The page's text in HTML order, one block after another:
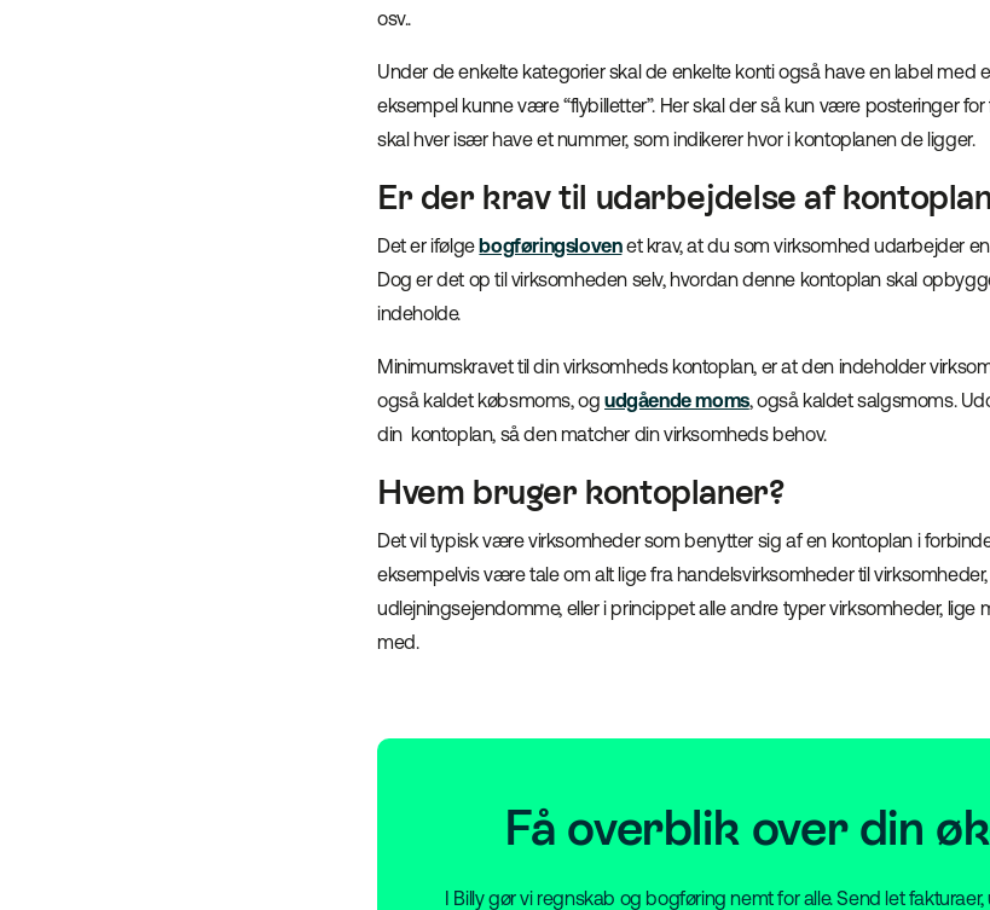
osv..
Under de enkelte kategorier skal de enkelte konti også have en label med
eksempel kunne være “flybilletter”. Her skal der så kun være posteringer for
skal hver især have et nummer, som indikerer hvor i kontoplanen de ligger.
Er der krav til udarbejdelse af
Det er ifølgebogføringslovenet krav, at du som virksomhed udarbejder
Dog er det op til virksomheden selv, hvordan denne kontoplan skal
indeholde.
Minimumskravet til din virksomheds kontoplan, er at den indeholder
også kaldet købsmoms, ogudgående moms, også kaldet salgsmoms.
din kontoplan, så den matcher din virksomheds behov.
Hvem bruger kontoplaner?
Det vil typisk være virksomheder som benytter sig af en kontoplan i
eksempelvis være tale om alt lige fra handelsvirksomheder til
udlejningsejendomme, eller i princippet alle andre typer virksomheder,
med.
Få overblik over din
I Billy gør vi regnskab og bogføring nemt for alle. Send let